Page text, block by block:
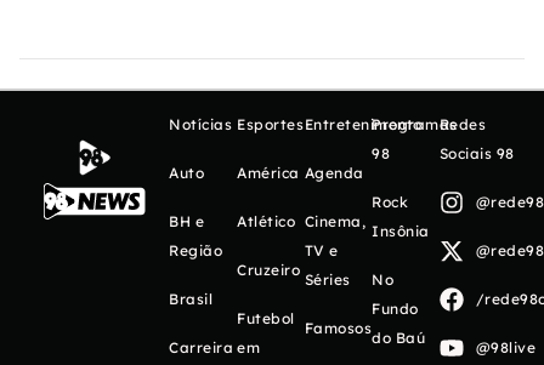
Notícias
Auto
BH e
Região
Brasil
Carreira
Esportes
América
Atlético
Cruzeiro
Futebol
em
Entretenimento
Agenda
Cinema,
TV e
Séries
Famosos
Programas
98
Rock
Insônia
No
Fundo
do Baú
Redes
Sociais 98
/
@98live